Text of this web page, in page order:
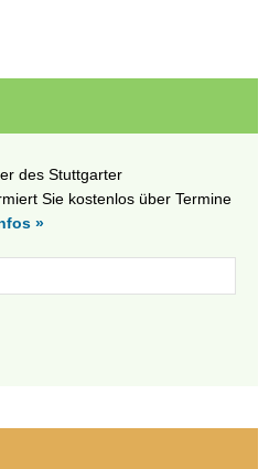
des Stuttgarter
Sie kostenlos über Termine
»